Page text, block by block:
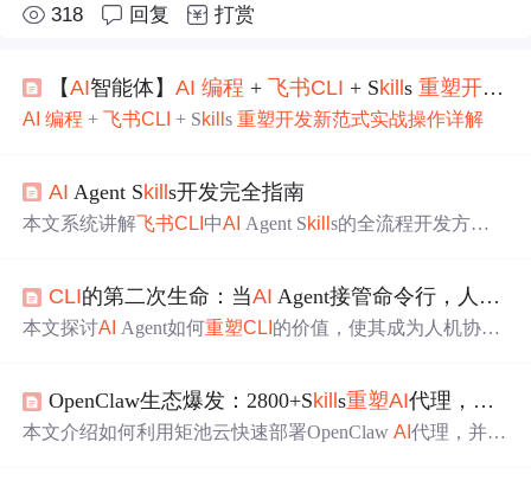
318 回复 打赏
【AI智能体】AI 编程 +飞书CLI + Skills重塑开发新
AI 编程 +飞书CLI + Skills重塑开发新范式实战操作详解
AI Agent Skills开发完全指南
本文系统讲解飞书CLI 中AI Agent Skills的全流程开发方
织及Agent友好性设计。涵盖技能安装分发、测试策略、安
全最佳实践与故障排查，并提供真实工作流示例（如智能
CLI的第二次生命：当AI Agent接管命令行，人机协作进入“自然语言驱动”时代
本文探讨AI Agent如何重塑CLI 的价值，使其成为人机协作
LI 在MCP/Skill技术栈中的执行层定位；介绍利用AI编程助
手（如Copilot、Claude）高效开发CLI的全流程，涵盖需求
OpenClaw生态爆发：2800+Skills重塑AI代理，矩池云一键部署直连
本文介绍如何利用矩池云快速部署OpenClawAI代理，并集